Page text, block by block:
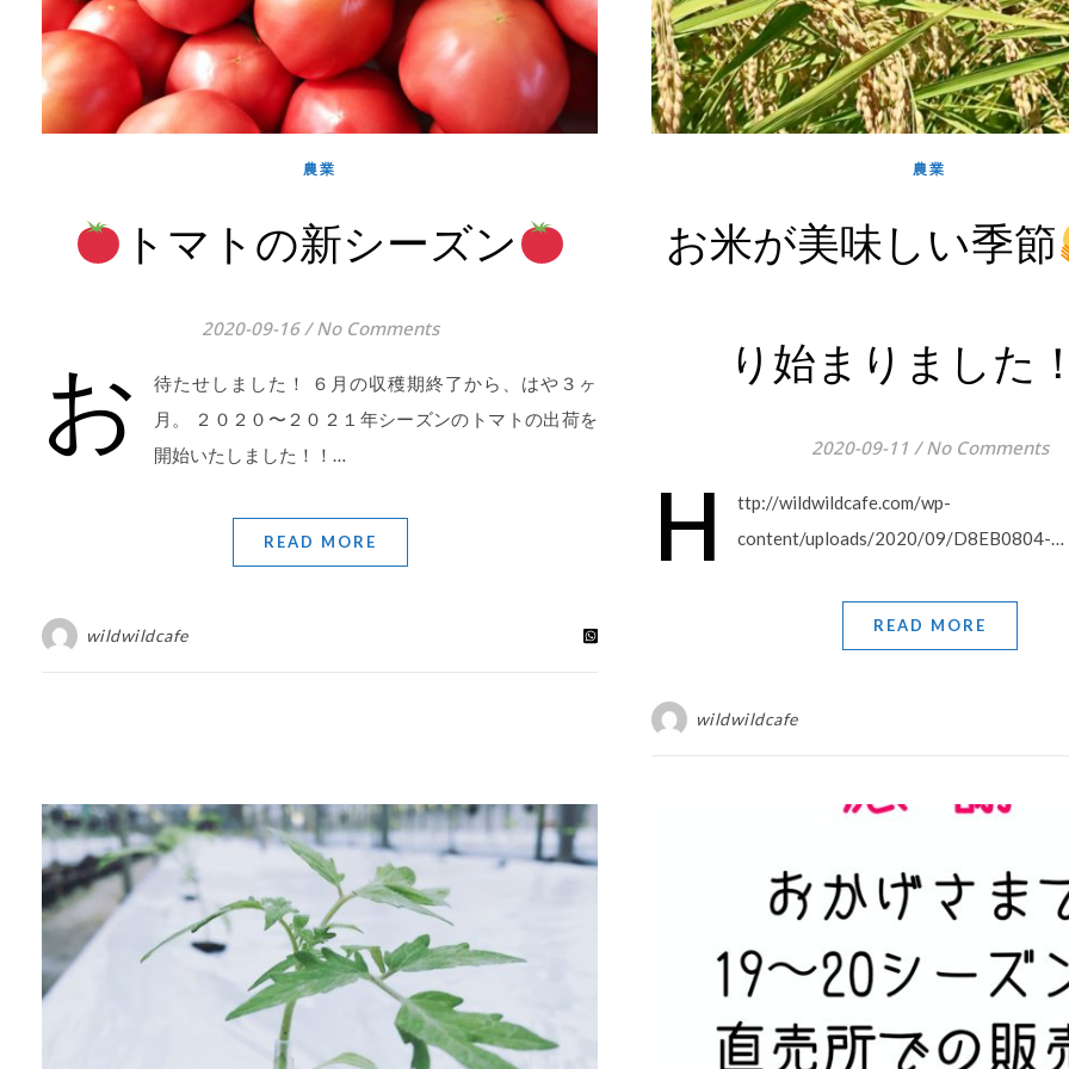
農業
トマトの新シーズン
2020-09-16 / No Comments
お
待たせしました！ ６月の収穫期終了から、はや３ヶ
月。 ２０２０〜２０２１年シーズンのトマトの出荷を
開始いたしました！！…
READ MORE
wildwildcafe
農業
お米が美味しい季節
り始まりました
2020-09-11 / No Comments
h
ttp://wildwildcafe.com/wp-
content/uploads/2020/09/D8EB0804-…
READ MORE
wildwildcafe